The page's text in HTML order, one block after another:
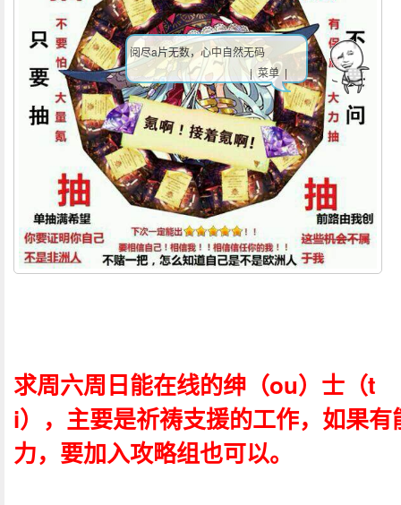
求周六周日能在线的绅（ou）士（t
i），主要是祈祷支援的工作，如果有
力，要加入攻略组也可以。
阅尽a片无数，心中自然无码
| 菜单 |